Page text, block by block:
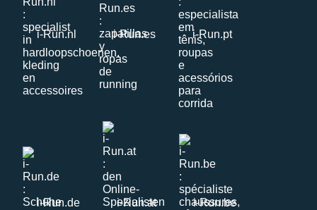
i-Run.nl i-Run.es i-Run.pt
i-Run.de i-Run.at i-Run.be